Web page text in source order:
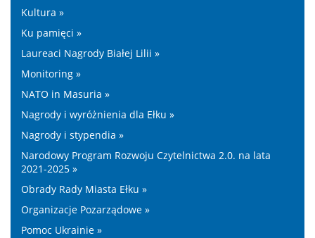
Kultura »
Ku pamięci »
Laureaci Nagrody Białej Lilii »
Monitoring »
NATO in Masuria »
Nagrody i wyróżnienia dla Ełku »
Nagrody i stypendia »
Narodowy Program Rozwoju Czytelnictwa 2.0. na lata
2021-2025 »
Obrady Rady Miasta Ełku »
Organizacje Pozarządowe »
Pomoc Ukrainie »